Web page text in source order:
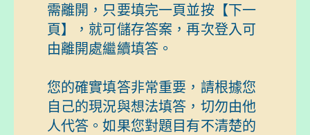
需離開，只要填完一頁並按【下一
頁】，就可儲存答案，再次登入可
由離開處繼續填答。
您的確實填答非常重要，請根據您
自己的現況與想法填答，切勿由他
人代答。如果您對題目有不清楚的